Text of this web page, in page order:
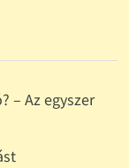
– Az egyszer